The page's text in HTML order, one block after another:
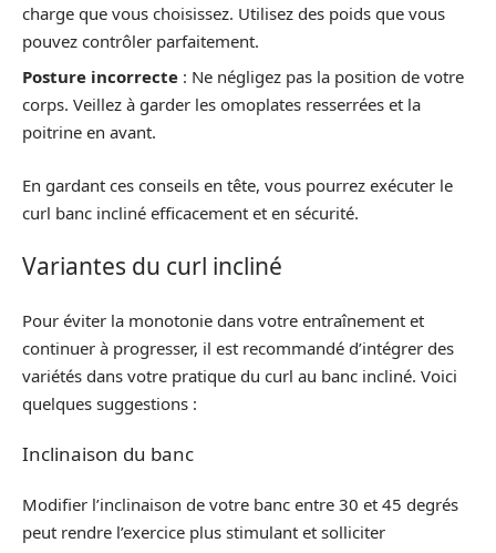
charge que vous choisissez. Utilisez des poids que vous
pouvez contrôler parfaitement.
Posture incorrecte : Ne négligez pas la position de votre
corps. Veillez à garder les omoplates resserrées et la
poitrine en avant.
En gardant ces conseils en tête, vous pourrez exécuter le
curl banc incliné efficacement et en sécurité.
Variantes du curl incliné
Pour éviter la monotonie dans votre entraînement et
continuer à progresser, il est recommandé d’intégrer des
variétés dans votre pratique du curl au banc incliné. Voici
quelques suggestions :
Inclinaison du banc
Modifier l’inclinaison de votre banc entre 30 et 45 degrés
peut rendre l’exercice plus stimulant et solliciter